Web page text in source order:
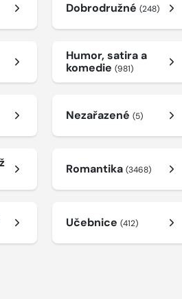
Dobrodružné(248)
Humor, satira a
komedie(981)
Nezařazené(5)
Romantika(3468)
Učebnice(412)